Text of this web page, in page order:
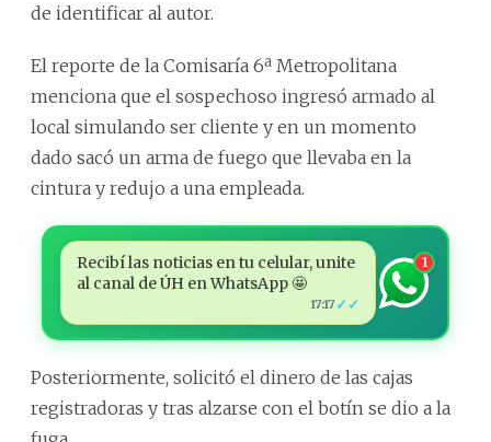
de identificar al autor.
El reporte de la Comisaría 6ª Metropolitana
menciona que el sospechoso ingresó armado al
local simulando ser cliente y en un momento
dado sacó un arma de fuego que llevaba en la
cintura y redujo a una empleada.
Recibí las noticias en tu celular, unite
al canal de ÚH en WhatsApp 🤩
17:17 ✓✓
1
Posteriormente, solicitó el dinero de las cajas
registradoras y tras alzarse con el botín se dio a la